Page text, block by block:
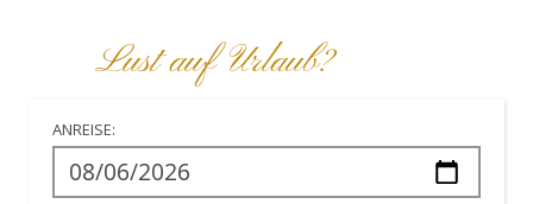
Lust auf Urlaub?
ANREISE: